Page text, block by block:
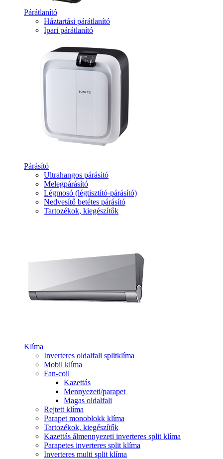
Párátlanító
Háztartási párátlanító
Ipari párátlanító
Párásító
Ultrahangos párásító
Melegpárásító
Légmosó (légtisztító-párásító)
Nedvesítő betétes párásító
Tartozékok, kiegészítők
Klíma
Inverteres oldalfali splitklíma
Mobil klíma
Fan-coil
Kazettás
Mennyezeti/parapet
Magas oldalfali
Rejtett klíma
Parapet monoblokk klíma
Tartozékok, kiegészítők
Kazettás álmennyezeti inverteres split klíma
Parapetes inverteres split klíma
Inverteres multi split klíma